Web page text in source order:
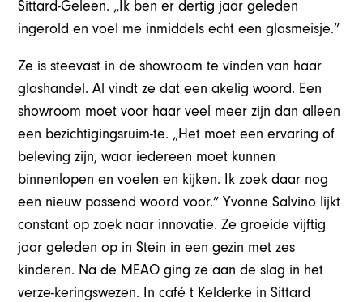
Sittard-Geleen. „Ik ben er dertig jaar geleden
ingerold en voel me inmiddels echt een glasmeisje.”
Ze is steevast in de showroom te vinden van haar
glashandel. Al vindt ze dat een akelig woord. Een
showroom moet voor haar veel meer zijn dan alleen
een bezichtigingsruim-te. „Het moet een ervaring of
beleving zijn, waar iedereen moet kunnen
binnenlopen en voelen en kijken. Ik zoek daar nog
een nieuw passend woord voor.” Yvonne Salvino lijkt
constant op zoek naar innovatie. Ze groeide vijftig
jaar geleden op in Stein in een gezin met zes
kinderen. Na de MEAO ging ze aan de slag in het
verze-keringswezen. In café t Kelderke in Sittard